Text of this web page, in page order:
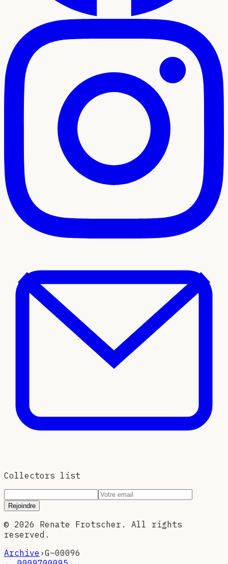
Collectors list
Rejoindre
© 2026 Renate Frotscher. All rights
reserved.
Archive ›G–00096